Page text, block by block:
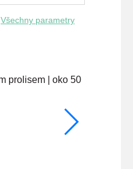
Všechny parametry